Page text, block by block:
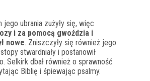
jego ubrania zużyły się, więc
i za pomocą gwoździa i
nowe. Zniszczyły się również jego
stwardniały i postanowił
Selkirk dbał również o sprawność
Biblię i śpiewając psalmy.